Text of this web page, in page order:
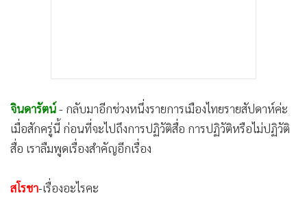
จินดารัตน์- กลับมาอีกช่วงหนึ่งรายการเมืองไทยรายสัปดาห์ค่ะ
เมื่อสักครู่นี้ ก่อนที่จะไปถึงการปฏิวัติสื่อ การปฏิวัติหรือไม่ปฏิวัติ
สื่อ เราลืมพูดเรื่องสำคัญอีกเรื่อง
สโรชา-เรื่องอะไรคะ